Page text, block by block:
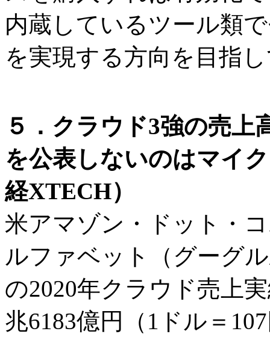
内蔵しているツール類
を実現する方向を目指
５．クラウド3強の売上
を公表しないのはマイ
経XTECH）
米アマゾン・ドット・
ルファベット（グーグ
の2020年クラウド売上
兆6183億円（1ドル＝